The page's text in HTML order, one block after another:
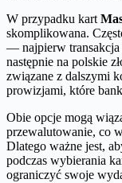
W przypadku kart
skomplikowana.
— najpierw transakcja
następnie na polskie
związane z dalszymi
prowizjami, które
Obie opcje mogą
przewalutowanie, co
Dlatego ważne jest,
podczas wybierania
ograniczyć swoje